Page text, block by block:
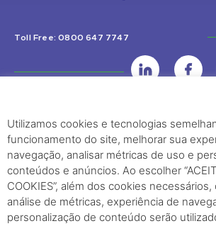
Toll Free: 0800 647 7747
UHE Jirau
Rodovia BR-364, KM 824 S/Nº - Distrito de Jaci
(RO) – CEP: 76840-000 – Telefone: (69) 2182.8600
Rio de Janeiro (RJ)
Utilizamos cookies e tecnologias
funcionamento do site, melhorar sua
navegação, analisar métricas de uso e
conteúdos e anúncios. Ao escolher
COOKIES”, além dos cookies
análise de métricas, experiência de
personalização de conteúdo serão